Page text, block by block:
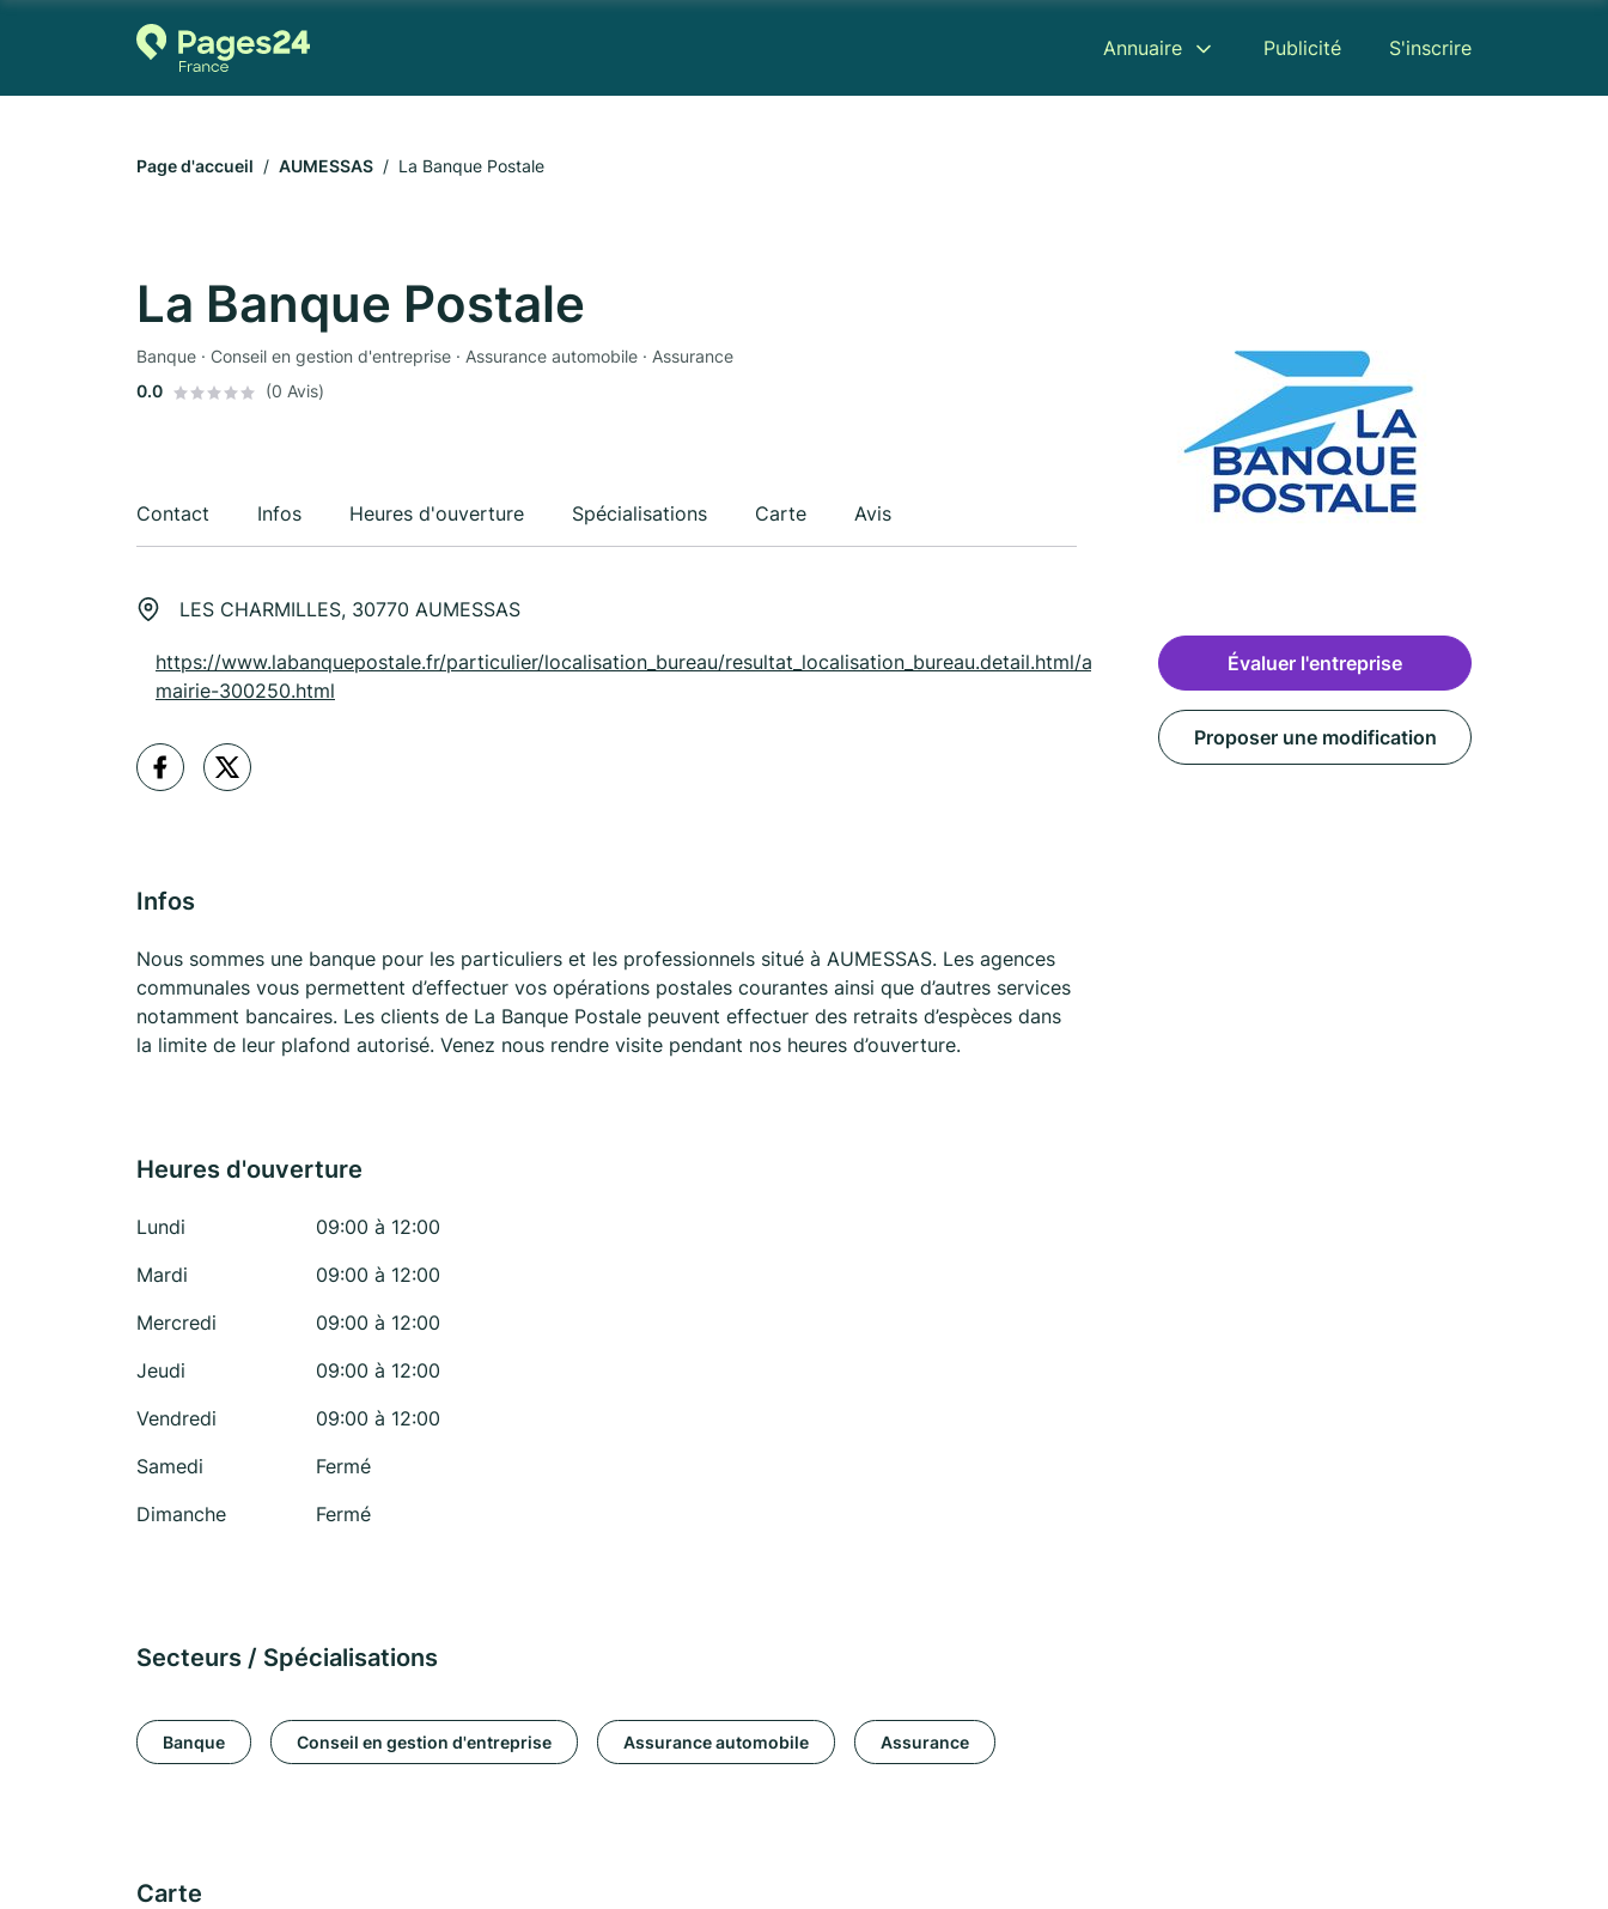
Annuaire Publicité S'inscrire
Page d'accueil AUMESSAS La Banque Postale
La Banque Postale
Banque · Conseil en gestion d'entreprise · Assurance automobile · Assurance
0.0
(0 Avis)
Contact Infos Heures d'ouverture Spécialisations Carte Avis
LES CHARMILLES, 30770 AUMESSAS
https://www.labanquepostale.fr/particulier/localisation_bureau/resultat_localisation_bureau.detail.html/aumessas-
mairie-300250.html
Infos
Nous sommes une banque pour les particuliers et les professionnels situé à AUMESSAS. Les agences
communales vous permettent d’effectuer vos opérations postales courantes ainsi que d’autres services
notamment bancaires. Les clients de La Banque Postale peuvent effectuer des retraits d’espèces dans
la limite de leur plafond autorisé. Venez nous rendre visite pendant nos heures d’ouverture.
Heures d'ouverture
Lundi
09:00 à 12:00
Mardi
09:00 à 12:00
Mercredi
09:00 à 12:00
Jeudi
09:00 à 12:00
Vendredi
09:00 à 12:00
Samedi
Fermé
Dimanche
Fermé
Secteurs / Spécialisations
Banque Conseil en gestion d'entreprise Assurance automobile Assurance
Carte
Évaluer l'entreprise
Proposer une modification